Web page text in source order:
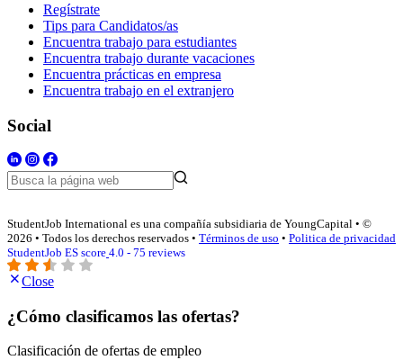
Regístrate
Tips para Candidatos/as
Encuentra trabajo para estudiantes
Encuentra trabajo durante vacaciones
Encuentra prácticas en empresa
Encuentra trabajo en el extranjero
Social
StudentJob International es una compañía subsidiaria de YoungCapital • ©
2026 • Todos los derechos reservados • Términos de uso • Politica de privacidad
StudentJob ES score 4.0 - 75 reviews
Close
¿Cómo clasificamos las ofertas?
Clasificación de ofertas de empleo